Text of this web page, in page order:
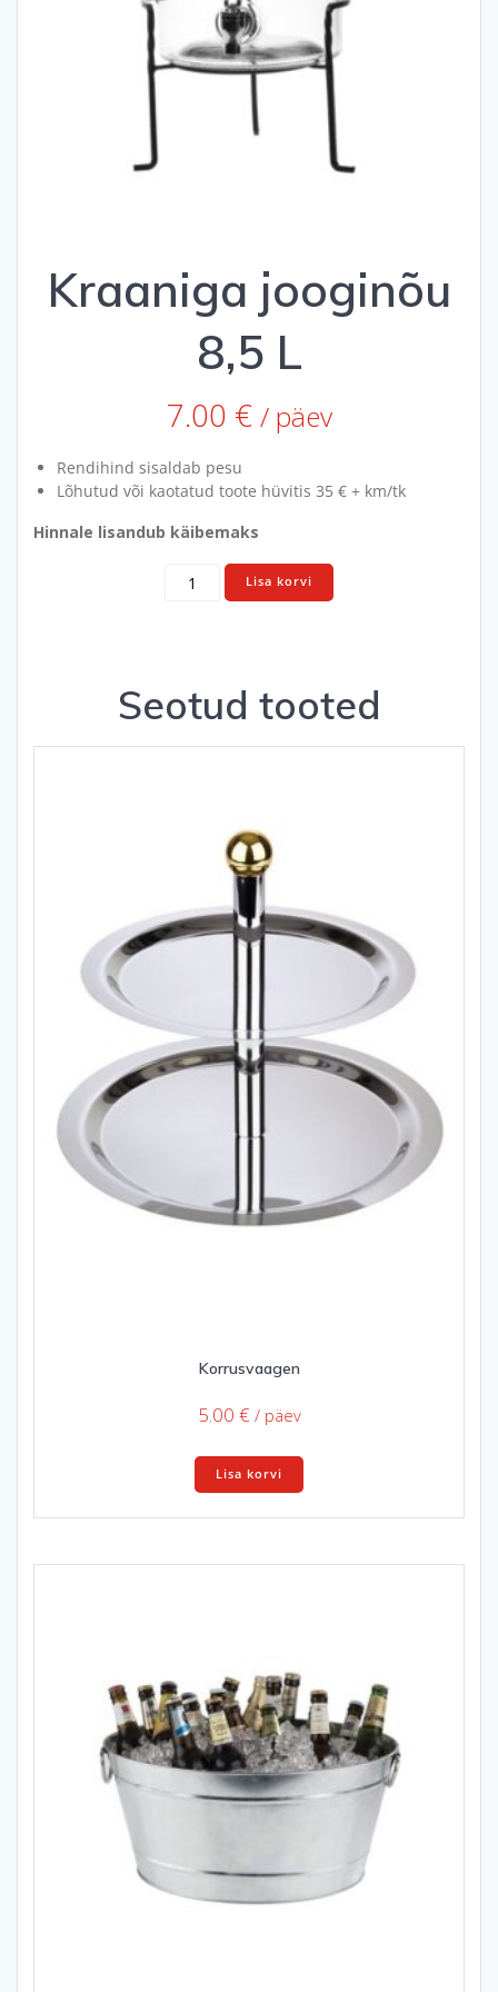
Kraaniga jooginõu
8,5 L
7.00 € / päev
Rendihind sisaldab pesu
Lõhutud või kaotatud toote hüvitis 35 € + km/tk
Hinnale lisandub käibemaks
Kraaniga
jooginõu
Lisa korvi
Seotud tooted
Korrusvaagen
5.00 € / päev
Lisa korvi